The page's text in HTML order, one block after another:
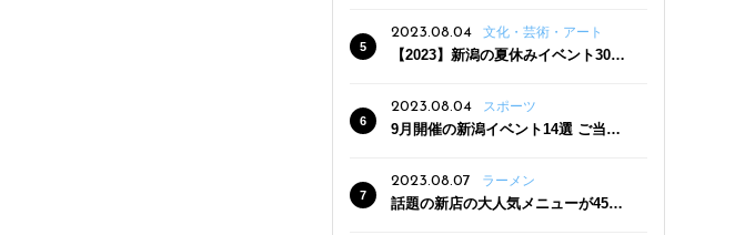
2023.08.04
文化・芸術・アート
【2023】新潟の夏休みイベント30
2023.08.04
スポーツ
9月開催の新潟イベント14選 ご当地
2023.08.07 ラーメン
話題の新店の大人気メニューが450